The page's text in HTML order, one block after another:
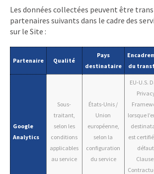
Les données collectées peuvent être
partenaires suivants dans le cadre des
sur le Site :
Partenaire Qualité
Pays
destinataire
du
Google
Analytics
Sous-
traitant,
selon les
conditions
applicables
au service
États-Unis /
Union
européenne,
selon la
configuration
du service
EU-U.S.
lorsque
est